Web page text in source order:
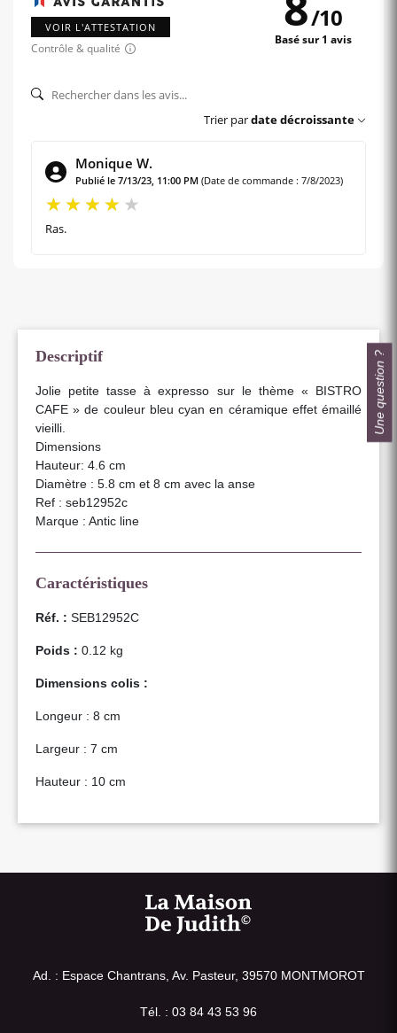
VOIR L'ATTESTATION
Contrôle & qualité
/10
Basé sur 1 avis
Trier pardate décroissante
Monique W.
Publié le 7/13/23, 11:00 PM (Date de commande : 7/8/2023)
Ras.
Descriptif
Jolie petite tasse à expresso sur le thème « BISTRO
CAFE » de couleur bleu cyan en céramique effet émaillé
vieilli.
Dimensions
Hauteur: 4.6 cm
Diamètre : 5.8 cm et 8 cm avec la anse
Ref : seb12952c
Marque : Antic line
Caractéristiques
Réf. : SEB12952C
Poids : 0.12 kg
Dimensions colis :
Longeur : 8 cm
Largeur : 7 cm
Hauteur : 10 cm
Ad. : Espace Chantrans, Av. Pasteur, 39570 MONTMOROT
Tél. : 03 84 43 53 96
Une question ?